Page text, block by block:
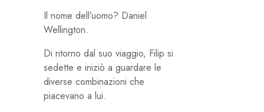
Il nome dell’uomo? Daniel
Wellington.
Di ritorno dal suo viaggio, Filip si
sedette e iniziò a guardare le
diverse combinazioni che
piacevano a lui.